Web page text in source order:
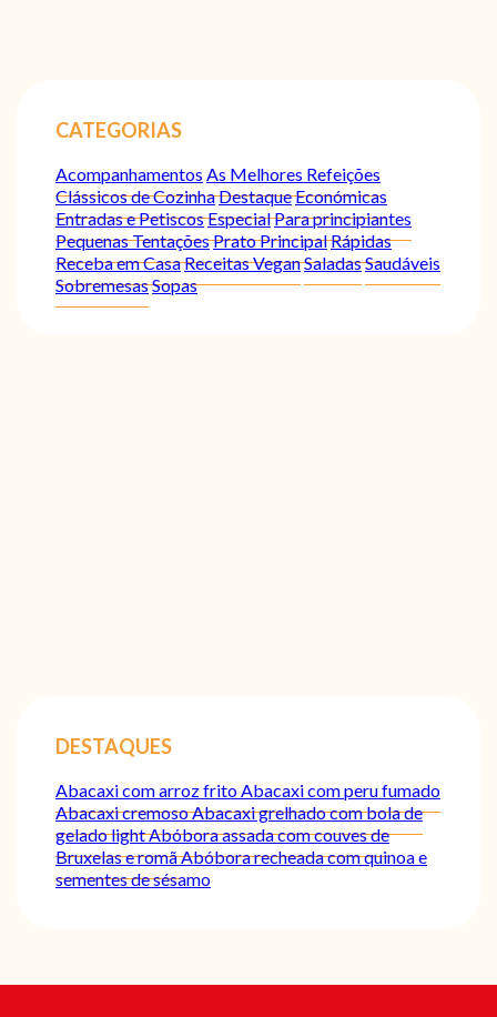
CATEGORIAS
Acompanhamentos As Melhores Refeições
Clássicos de CozinhaDestaqueEconómicas
Entradas e PetiscosEspecialPara principiantes
Pequenas TentaçõesPrato PrincipalRápidas
Receba em CasaReceitas VeganSaladasSaudáveis
SobremesasSopas
DESTAQUES
Abacaxi com arroz frito Abacaxi com peru fumado
Abacaxi cremosoAbacaxi grelhado com bola de
gelado lightAbóbora assada com couves de
Bruxelas e romãAbóbora recheada com quinoa e
sementes de sésamo